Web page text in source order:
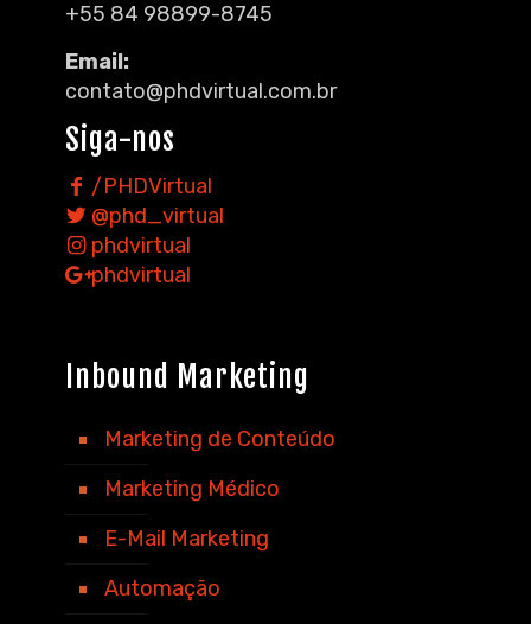
+55 84 98899-8745
Email:
contato@phdvirtual.com.br
Siga-nos
/PHDVirtual
@phd_virtual
phdvirtual
phdvirtual
Inbound Marketing
Marketing de Conteúdo
Marketing Médico
E-Mail Marketing
Automação